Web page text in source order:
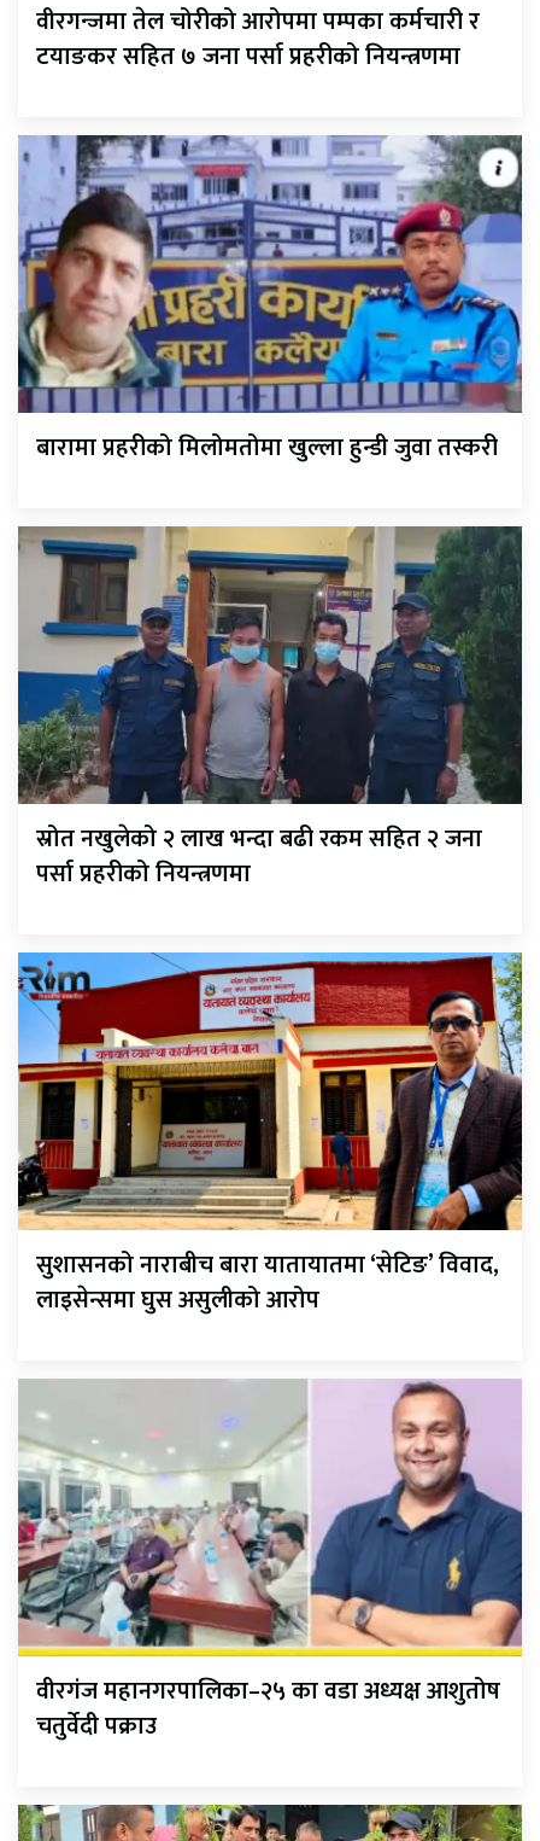
वीरगन्जमा तेल चोरीको आरोपमा पम्पका कर्मचारी र
टयाङकर सहित ७ जना पर्सा प्रहरीको नियन्त्रणमा
बारामा प्रहरीको मिलोमतोमा खुल्ला हुन्डी जुवा तस्करी
स्रोत नखुलेको २ लाख भन्दा बढी रकम सहित २ जना
पर्सा प्रहरीको नियन्त्रणमा
सुशासनको नाराबीच बारा यातायातमा ‘सेटिङ’ विवाद,
लाइसेन्समा घुस असुलीको आरोप
वीरगंज महानगरपालिका–२५ का वडा अध्यक्ष आशुतोष
चतुर्वेदी पक्राउ